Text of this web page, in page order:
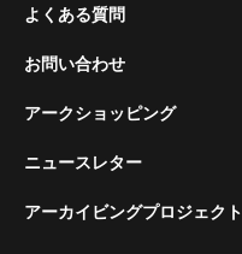
よくある質問
お問い合わせ
アークショッピング
ニュースレター
アーカイビングプロジェクト